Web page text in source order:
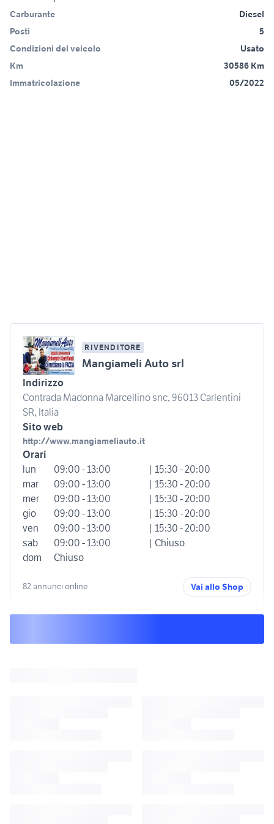
Carburante
Diesel
Posti
5
Condizioni del veicolo
Usato
Km
30586 Km
Immatricolazione
05/2022
RIVENDITORE
Mangiameli Auto srl
Indirizzo
Contrada Madonna Marcellino snc, 96013 Carlentini
SR, Italia
Sito web
http://www.mangiameliauto.it
Orari
lun
09:00 - 13:00
| 15:30 - 20:00
mar
09:00 - 13:00
| 15:30 - 20:00
mer
09:00 - 13:00
| 15:30 - 20:00
gio
09:00 - 13:00
| 15:30 - 20:00
ven
09:00 - 13:00
| 15:30 - 20:00
sab
09:00 - 13:00
| Chiuso
dom
Chiuso
82 annunci online Vai allo Shop